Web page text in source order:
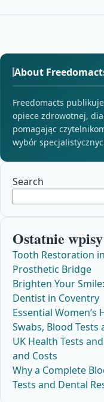
About
Freedomacts
opiece zdrowotnej,
pomagając
wybór
Search
Ostatnie wpisy
Tooth Restoration
Prosthetic Bridge
Brighten Your
Dentist in Coventry
Essential Women’s
Swabs, Blood Tests
UK Health Tests
and Costs
Why a Complete
Tests and Dental